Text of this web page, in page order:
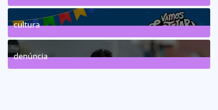
46Posts
cultura
63Posts
denúncia